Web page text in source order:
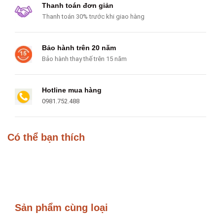
Thanh toán đơn giản
Thanh toán 30% trước khi giao hàng
Bảo hành trên 20 năm
Bảo hành thay thế trên 15 năm
Hotline mua hàng
0981.752.488
Có thể bạn thích
Sản phẩm cùng loại